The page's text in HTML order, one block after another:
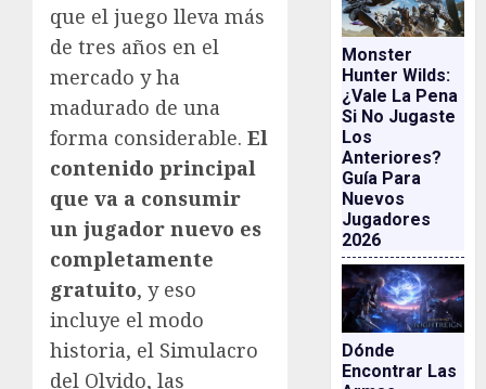
que el juego lleva más
de tres años en el
mercado y ha
madurado de una
forma considerable. El
contenido principal
que va a consumir
un jugador nuevo es
completamente
gratuito, y eso
incluye el modo
historia, el Simulacro
del Olvido, las
Monster
Hunter Wilds:
¿vale La Pena
Si No Jugaste
Los
Anteriores?
Guía Para
Nuevos
Jugadores
2026
Dónde
Encontrar Las